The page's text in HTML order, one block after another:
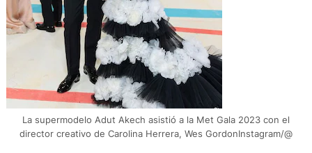
La supermodelo Adut Akech asistió a la Met Gala 2023 con el
director creativo de Carolina Herrera, Wes GordonInstagram/@